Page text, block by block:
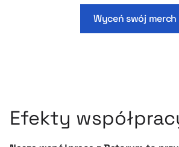
Wyceń swój merch
Efekty